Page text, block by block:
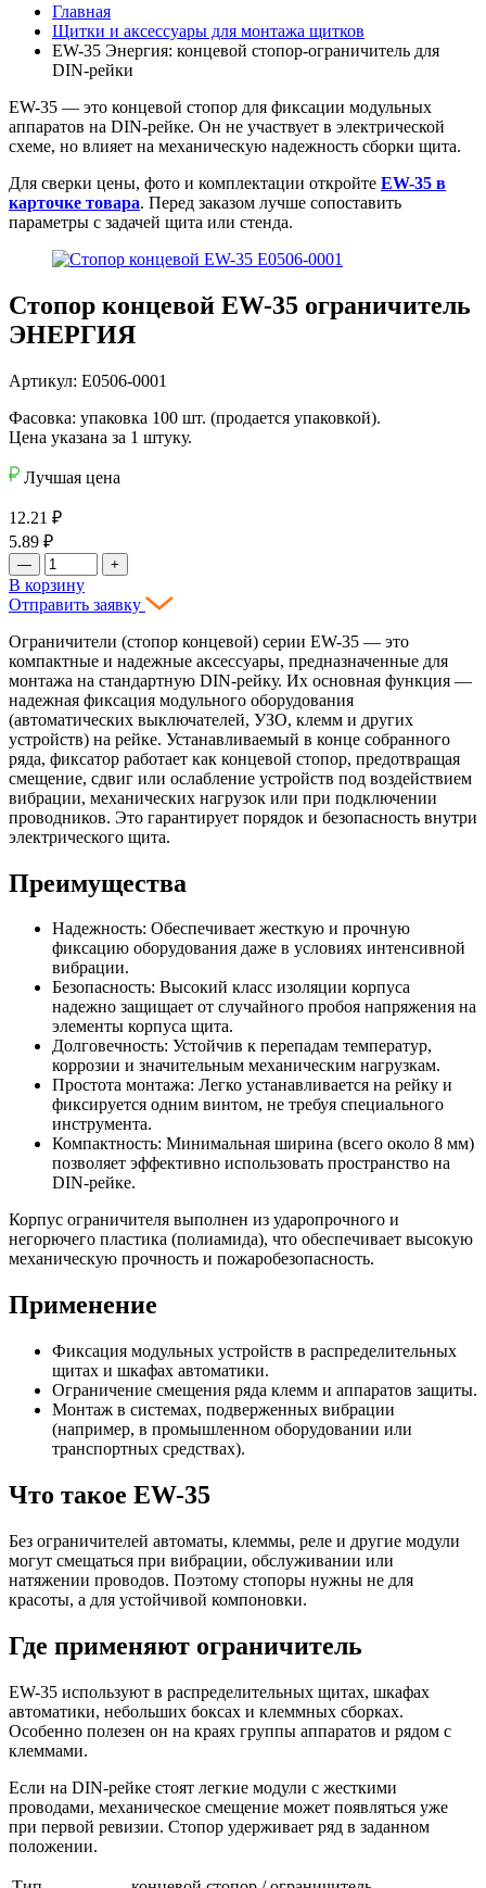
Главная
Щитки и аксессуары для монтажа щитков
EW-35 Энергия: концевой стопор-ограничитель для
DIN-рейки
EW-35 — это концевой стопор для фиксации модульных
аппаратов на DIN-рейке. Он не участвует в электрической
схеме, но влияет на механическую надежность сборки щита.
Для сверки цены, фото и комплектации откройте EW-35 в
карточке товара. Перед заказом лучше сопоставить
параметры с задачей щита или стенда.
Стопор концевой EW-35 ограничитель
ЭНЕРГИЯ
Артикул: Е0506-0001
Фасовка: упаковка 100 шт. (продается упаковкой).
Цена указана за 1 штуку.
Лучшая цена
12.21 ₽
5.89 ₽
— +
В корзину
Отправить заявку
Ограничители (стопор концевой) серии EW-35 — это
компактные и надежные аксессуары, предназначенные для
монтажа на стандартную DIN-рейку. Их основная функция —
надежная фиксация модульного оборудования
(автоматических выключателей, УЗО, клемм и других
устройств) на рейке. Устанавливаемый в конце собранного
ряда, фиксатор работает как концевой стопор, предотвращая
смещение, сдвиг или ослабление устройств под воздействием
вибрации, механических нагрузок или при подключении
проводников. Это гарантирует порядок и безопасность внутри
электрического щита.
Преимущества
Надежность: Обеспечивает жесткую и прочную
фиксацию оборудования даже в условиях интенсивной
вибрации.
Безопасность: Высокий класс изоляции корпуса
надежно защищает от случайного пробоя напряжения на
элементы корпуса щита.
Долговечность: Устойчив к перепадам температур,
коррозии и значительным механическим нагрузкам.
Простота монтажа: Легко устанавливается на рейку и
фиксируется одним винтом, не требуя специального
инструмента.
Компактность: Минимальная ширина (всего около 8 мм)
позволяет эффективно использовать пространство на
DIN-рейке.
Корпус ограничителя выполнен из ударопрочного и
негорючего пластика (полиамида), что обеспечивает высокую
механическую прочность и пожаробезопасность.
Применение
Фиксация модульных устройств в распределительных
щитах и шкафах автоматики.
Ограничение смещения ряда клемм и аппаратов защиты.
Монтаж в системах, подверженных вибрации
(например, в промышленном оборудовании или
транспортных средствах).
Что такое EW-35
Без ограничителей автоматы, клеммы, реле и другие модули
могут смещаться при вибрации, обслуживании или
натяжении проводов. Поэтому стопоры нужны не для
красоты, а для устойчивой компоновки.
Где применяют ограничитель
EW-35 используют в распределительных щитах, шкафах
автоматики, небольших боксах и клеммных сборках.
Особенно полезен он на краях группы аппаратов и рядом с
клеммами.
Если на DIN-рейке стоят легкие модули с жесткими
проводами, механическое смещение может появляться уже
при первой ревизии. Стопор удерживает ряд в заданном
положении.